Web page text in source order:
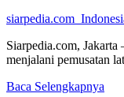
Siarpedia.com,
menjalani pemusatan
Baca Selengkapnya